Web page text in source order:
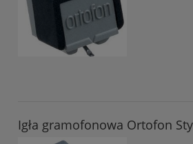
Igła gramofonowa Ortofon